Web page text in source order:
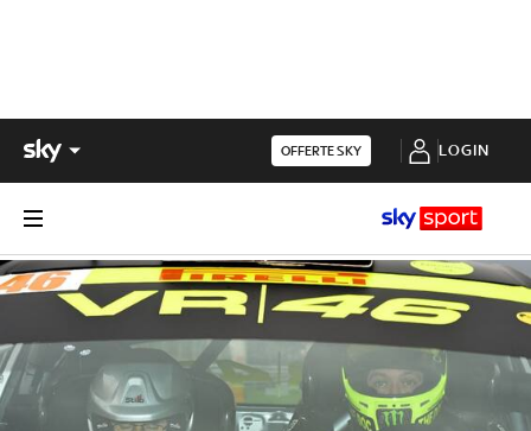
OFFERTE SKY LOGIN